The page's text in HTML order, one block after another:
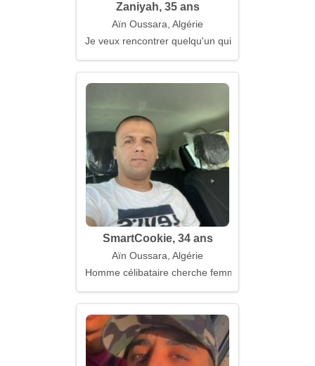
Zaniyah, 35 ans
Aïn Oussara, Algérie
Je veux rencontrer quelqu'un qui valorise son foyer
SmartCookie, 34 ans
Aïn Oussara, Algérie
Homme célibataire cherche femme